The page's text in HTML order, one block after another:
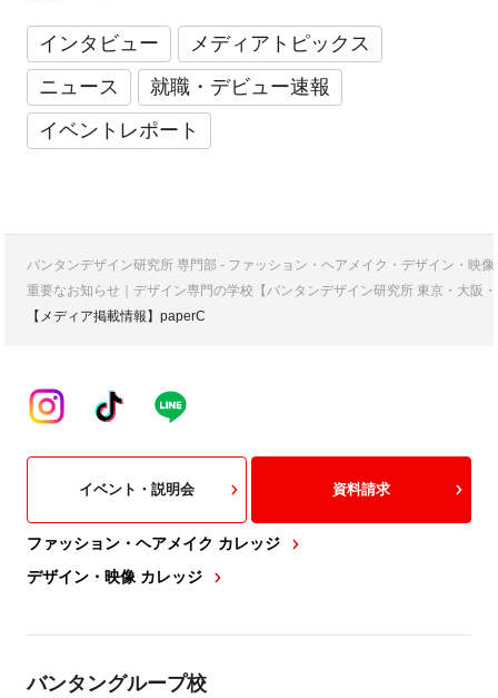
インタビュー
メディアトピックス
ニュース
就職・デビュー速報
イベントレポート
バンタンデザイン研究所 専門部 - ファッション・ヘアメイク・デザイン・映
重要なお知らせ｜デザイン専門の学校【バンタンデザイン研究所 東京・大阪
【メディア掲載情報】paperC
ファッション・ヘアメイク カレッジ
デザイン・映像 カレッジ
イベント・説明会 資料請求
バンタングループ校